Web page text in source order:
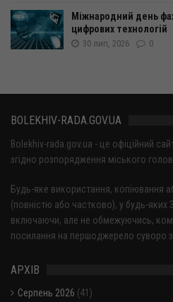
Міжнародний день
цифрових технологій
30 лип, 2026 0
BOLEKHIV-RADA.GOV.UA
Bolekhiv-rada.gov.ua - це офіційний
згідно розпорядження міського
Будь-яке використання, копіювання
(повністю або частково), у будь-яких
включаючи, але не обмежуючись,
посилання на першоджерело суворо
АРХІВ
Серпень 2026 (41)